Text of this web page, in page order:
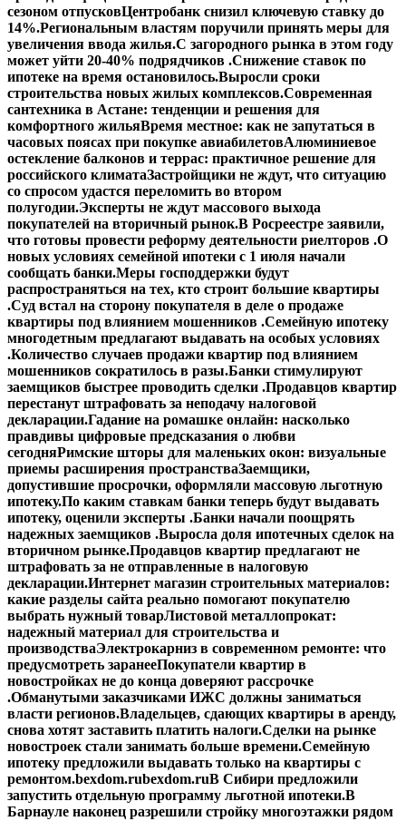
сезоном отпусковЦентробанк снизил ключевую ставку до
14%.Региональным властям поручили принять меры для
увеличения ввода жилья.С загородного рынка в этом году
может уйти 20-40% подрядчиков .Снижение ставок по
ипотеке на время остановилось.Выросли сроки
строительства новых жилых комплексов.Современная
сантехника в Астане: тенденции и решения для
комфортного жильяВремя местное: как не запутаться в
часовых поясах при покупке авиабилетовАлюминиевое
остекление балконов и террас: практичное решение для
российского климатаЗастройщики не ждут, что ситуацию
со спросом удастся переломить во втором
полугодии.Эксперты не ждут массового выхода
покупателей на вторичный рынок.В Росреестре заявили,
что готовы провести реформу деятельности риелторов .О
новых условиях семейной ипотеки с 1 июля начали
сообщать банки.Меры господдержки будут
распространяться на тех, кто строит большие квартиры
.Суд встал на сторону покупателя в деле о продаже
квартиры под влиянием мошенников .Семейную ипотеку
многодетным предлагают выдавать на особых условиях
.Количество случаев продажи квартир под влиянием
мошенников сократилось в разы.Банки стимулируют
заемщиков быстрее проводить сделки .Продавцов квартир
перестанут штрафовать за неподачу налоговой
декларации.Гадание на ромашке онлайн: насколько
правдивы цифровые предсказания о любви
сегодняРимские шторы для маленьких окон: визуальные
приемы расширения пространстваЗаемщики,
допустившие просрочки, оформляли массовую льготную
ипотеку.По каким ставкам банки теперь будут выдавать
ипотеку, оценили эксперты .Банки начали поощрять
надежных заемщиков .Выросла доля ипотечных сделок на
вторичном рынке.Продавцов квартир предлагают не
штрафовать за не отправленные в налоговую
декларации.Интернет магазин строительных материалов:
какие разделы сайта реально помогают покупателю
выбрать нужный товарЛистовой металлопрокат:
надежный материал для строительства и
производстваЭлектрокарниз в современном ремонте: что
предусмотреть заранееПокупатели квартир в
новостройках не до конца доверяют рассрочке
.Обманутыми заказчиками ИЖС должны заниматься
власти регионов.Владельцев, сдающих квартиры в аренду,
снова хотят заставить платить налоги.Сделки на рынке
новостроек стали занимать больше времени.Семейную
ипотеку предложили выдавать только на квартиры с
ремонтом.bexdom.rubexdom.ruВ Сибири предложили
запустить отдельную программу льготной ипотеки.В
Барнауле наконец разрешили стройку многоэтажки рядом